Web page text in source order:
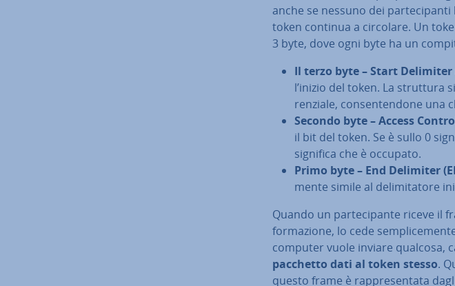
anche se nessuno dei
token continua a circolare. Un
3 byte, dove ogni byte ha un
Il terzo byte – Start Delimiter
l’inizio del token. La struttura
ren­zia­le, con­sen­ten­do­ne una
Secondo byte – Access
il bit del token. Se è sullo 0
significa che è occupato.
Primo byte – End Delimiter
men­te simile al de­li­mi­ta­to­re
Quando un par­te­ci­pan­te riceve il
for­ma­zio­ne, lo cede
computer vuole inviare qualcosa,
pacchetto dati al token stesso.
questo frame è rap­pre­sen­ta­ta